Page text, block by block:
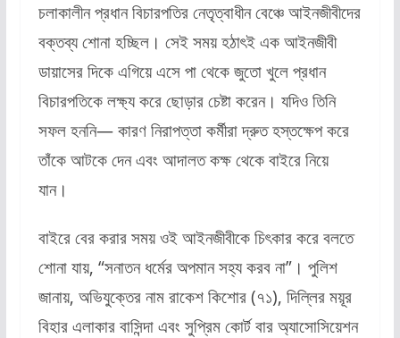
চলাকালীন প্রধান বিচারপতির নেতৃত্বাধীন বেঞ্চে আইনজীবীদের
বক্তব্য শোনা হচ্ছিল। সেই সময় হঠাৎই এক আইনজীবী
ডায়াসের দিকে এগিয়ে এসে পা থেকে জুতো খুলে প্রধান
বিচারপতিকে লক্ষ্য করে ছোড়ার চেষ্টা করেন। যদিও তিনি
সফল হননি— কারণ নিরাপত্তা কর্মীরা দ্রুত হস্তক্ষেপ করে
তাঁকে আটকে দেন এবং আদালত কক্ষ থেকে বাইরে নিয়ে
যান।
বাইরে বের করার সময় ওই আইনজীবীকে চিৎকার করে বলতে
শোনা যায়, “সনাতন ধর্মের অপমান সহ্য করব না”। পুলিশ
জানায়, অভিযুক্তের নাম রাকেশ কিশোর (৭১), দিল্লির ময়ূর
বিহার এলাকার বাসিন্দা এবং সুপ্রিম কোর্ট বার অ্যাসোসিয়েশন